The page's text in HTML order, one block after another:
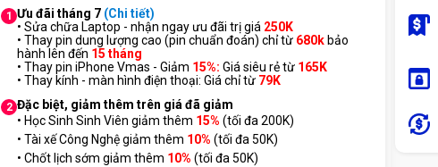
1 Ưu đãi tháng 7 (Chi tiết)
• Sửa chữa Laptop - nhận ngay ưu đãi trị giá 250K
• Thay pin dung lượng cao (pin chuẩn đoán) chỉ từ 680k bảo
hành lên đến 15 tháng
• Thay pin iPhone Vmas - Giảm 15%: Giá siêu rẻ từ 165K
• Thay kính - màn hình điện thoại: Giá chỉ từ 79K
2 Đặc biệt, giảm thêm trên giá đã giảm
• Học Sinh Sinh Viên giảm thêm 15% (tối đa 200K)
• Tài xế Công Nghệ giảm thêm 10% (tối đa 50K)
• Chốt lịch sớm giảm thêm 10% (tối đa 50K)